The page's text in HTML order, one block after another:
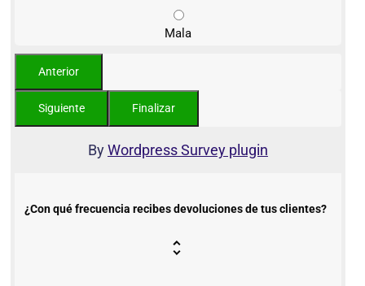
Mala
ByWordpress Survey plugin
¿Con qué frecuencia recibes devoluciones de tus clientes?